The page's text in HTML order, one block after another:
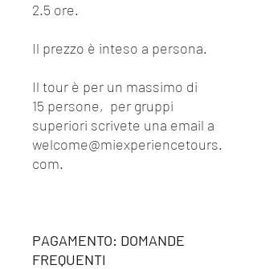
2.5 ore.
Il prezzo è inteso a persona.
Il tour è per un massimo di
15 persone, per gruppi
superiori scrivete una email a
welcome@miexperiencetours.
com.
PAGAMENTO: DOMANDE
FREQUENTI